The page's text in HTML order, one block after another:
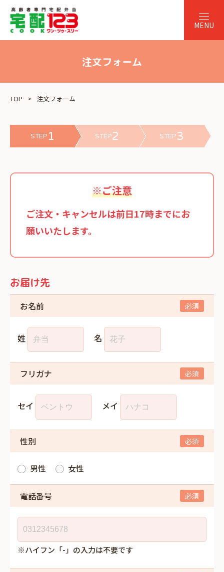
注文フォーム
TOP 注文フォーム
STEP 1 STEP2 STEP3
※ご注意
ご注文・キャンセルは前日17時までにお
願いいたします。
お届け先
お名前
姓 名
フリガナ
セイ メイ
性別
男性 女性
電話番号
※ハイフン「-」の入力は不要です